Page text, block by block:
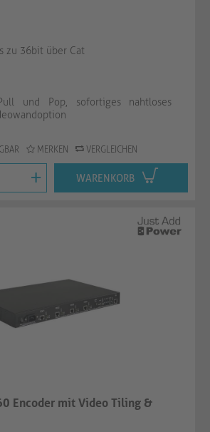
zu 36bit über Cat
und Pop, sofortiges nahtloses
MERKEN VERGLEICHEN
+ WARENKORB
Encoder mit Video Tiling &